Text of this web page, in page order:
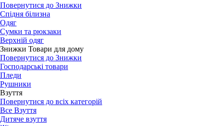
Повернутися до Знижки
Спідня білизна
Одяг
Сумки та рюкзаки
Верхній одяг
Знижки Товари для дому
Повернутися до Знижки
Господарські товари
Пледи
Рушники
Взуття
Повернутися до всіх категорій
Все Взуття
Дитяче взуття